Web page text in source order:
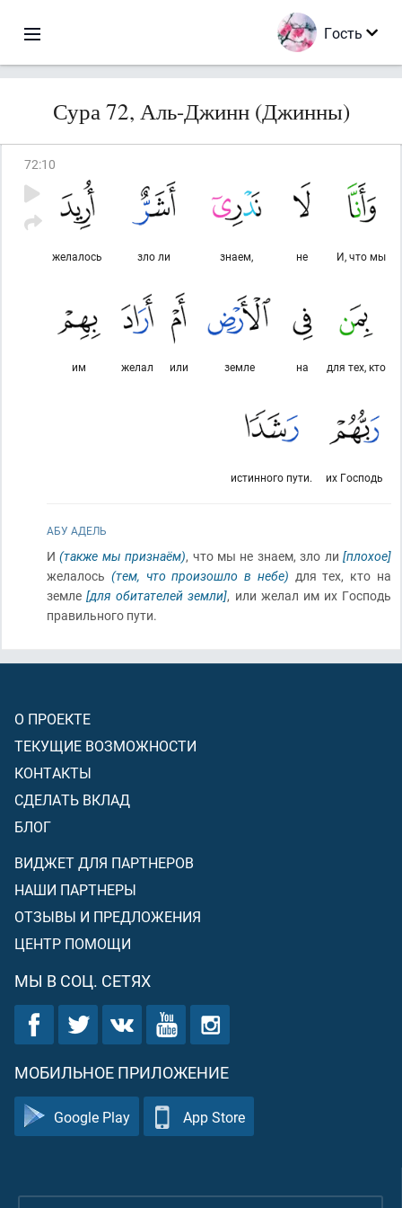
Гость
Сура 72, Аль-Джинн (Джинны)
72:10
И, что мы
не
знаем,
зло ли
желалось
для тех, кто
на
земле
или
желал
им
их Господь
истинного пути.
АБУ АДЕЛЬ
И(также мы признаём), что мы не знаем, зло ли[плохое]
желалось (тем, что произошло в небе) для тех, кто на
земле[для обитателей земли], или желал им их Господь
правильного пути.
О ПРОЕКТЕ
ТЕКУЩИЕ ВОЗМОЖНОСТИ
КОНТАКТЫ
СДЕЛАТЬ ВКЛАД
БЛОГ
ВИДЖЕТ ДЛЯ ПАРТНЕРОВ
НАШИ ПАРТНЕРЫ
ОТЗЫВЫ И ПРЕДЛОЖЕНИЯ
ЦЕНТР ПОМОЩИ
МЫ В СОЦ. СЕТЯХ
МОБИЛЬНОЕ ПРИЛОЖЕНИЕ
Google Play App Store